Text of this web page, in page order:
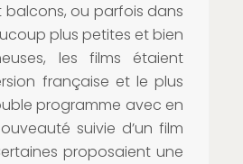
ou parfois dans
plus petites et bien
les films étaient
française et le plus
programme avec en
suivie d’un film
proposaient une